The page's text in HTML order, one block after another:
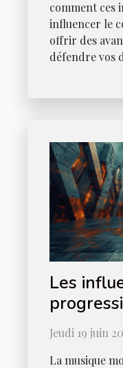
comment ces
influencer le
offrir des
défendre vos
Les
musique
Jeudi 19 juin
La musique